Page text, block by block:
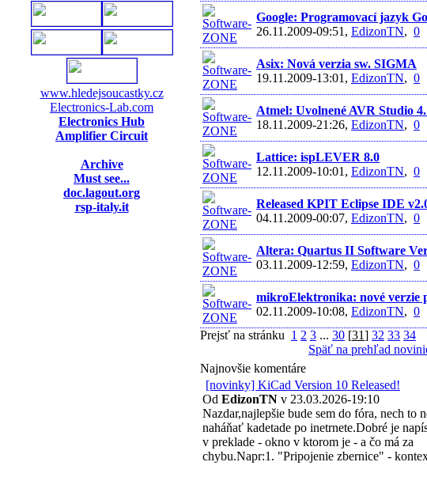
www.hledejsoucastky.cz
Electronics-Lab.com
Electronics Hub
Amplifier Circuit
Archive
Must see...
doc.lagout.org
rsp-italy.it
Google: Programovací jazyk Go
26.11.2009-09:51, EdizonTN, 0
Asix: Nová verzia sw. SIGMA
19.11.2009-13:01, EdizonTN, 0
Atmel: Uvolnené AVR Studio
18.11.2009-21:26, EdizonTN, 0
Lattice: ispLEVER 8.0
12.11.2009-10:01, EdizonTN, 0
Released KPIT Eclipse IDE
04.11.2009-00:07, EdizonTN, 0
Altera: Quartus II Software
03.11.2009-12:59, EdizonTN, 0
mikroElektronika: nové verzie
02.11.2009-10:08, EdizonTN, 0
Prejsť na stránku 1 2 3 ... 30 [31] 32 33 34
Späť na prehľad
Najnovšie komentáre
[novinky] KiCad Version 10 Released!
Od EdizonTN v 23.03.2026-19:10
Nazdar,najlepšie bude sem do fóra, nech to
naháňať kadetade po inetrnete.Dobré je
v preklade - okno v ktorom je - a čo má za
chybu.Napr:1. "Pripojenie zbernice" -